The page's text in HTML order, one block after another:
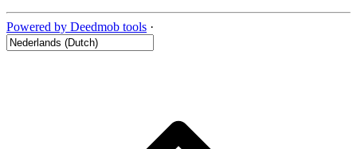
Powered by Deedmob tools ·